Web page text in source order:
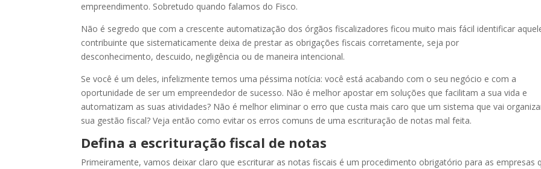
empreendimento. Sobretudo quando falamos do Fisco.
Não é segredo que com a crescente automatização dos órgãos fiscalizadores ficou muito mais fácil identificar
contribuinte que sistematicamente deixa de prestar as obrigações fiscais corretamente, seja por
desconhecimento, descuido, negligência ou de maneira intencional.
Se você é um deles, infelizmente temos uma péssima notícia: você está acabando com o seu negócio e com a
oportunidade de ser um empreendedor de sucesso. Não é melhor apostar em soluções que facilitam a sua vida e
automatizam as suas atividades? Não é melhor eliminar o erro que custa mais caro que um sistema que vai
sua gestão fiscal? Veja então como evitar os erros comuns de uma escrituração de notas mal feita.
Defina a escrituração fiscal de notas
Primeiramente, vamos deixar claro que escriturar as notas fiscais é um procedimento obrigatório para as empresas